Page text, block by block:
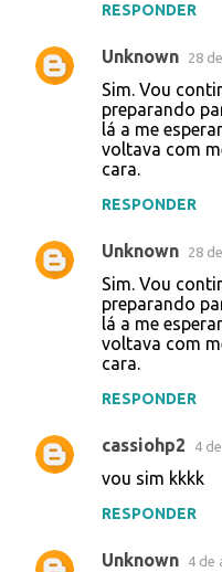
RESPONDER
Unknown 28
Sim. Vou
preparando
lá a me
voltava com
cara.
RESPONDER
Unknown 28
Sim. Vou
preparando
lá a me
voltava com
cara.
RESPONDER
cassiohp2 4
vou sim kkkk
RESPONDER
Unknown 4 de